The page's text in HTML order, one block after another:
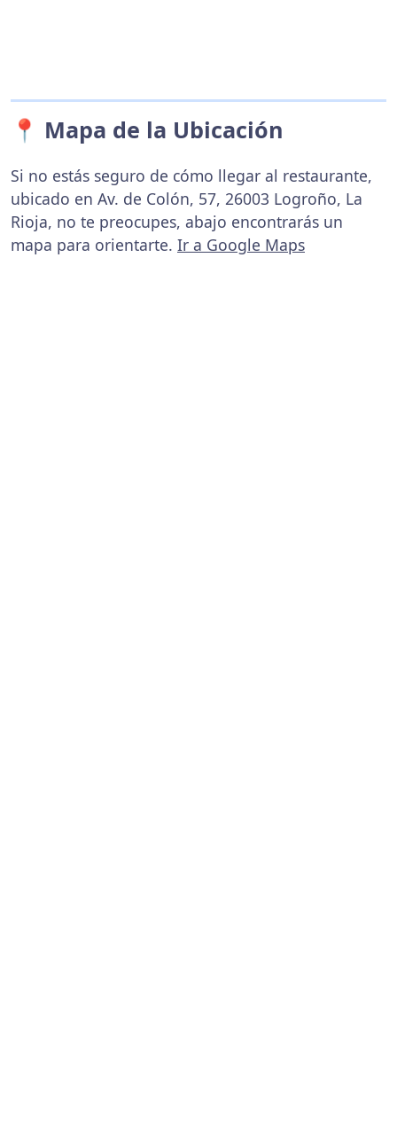
📍 Mapa de la Ubicación
Si no estás seguro de cómo llegar al restaurante,
ubicado en Av. de Colón, 57, 26003 Logroño, La
Rioja, no te preocupes, abajo encontrarás un
mapa para orientarte. Ir a Google Maps